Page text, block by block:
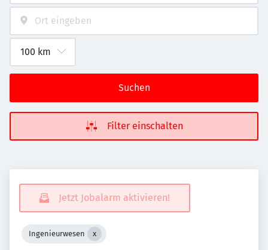
Suchen
Filter einschalten
Jetzt Jobalarm aktivieren!
Ingenieurwesen